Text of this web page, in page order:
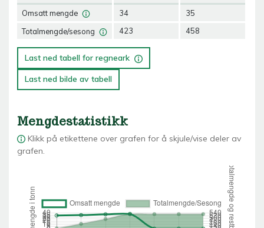
Omsatt mengde
Totalmengde/sesong
34
423
35
458
Last ned tabell for regneark
Last ned bilde av tabell
Mengdestatistikk
Klikk på etikettene over grafen for å skjule/vise deler av
grafen.